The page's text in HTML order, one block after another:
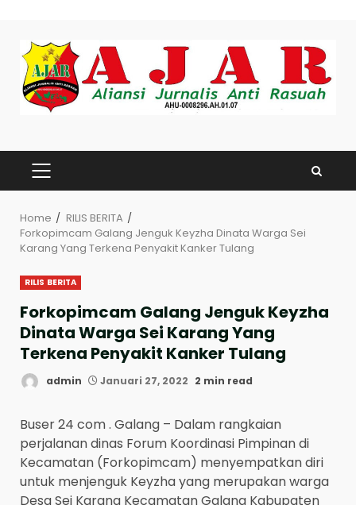
content
PRIMARY
MENU
Home
RILIS BERITA
Forkopimcam Galang Jenguk Keyzha Dinata Warga Sei
Karang Yang Terkena Penyakit Kanker Tulang
RILIS BERITA
Forkopimcam Galang Jenguk Keyzha
Dinata Warga Sei Karang Yang
Terkena Penyakit Kanker Tulang
admin Januari 27, 2022 2 min read
Buser 24 com . Galang – Dalam rangkaian
perjalanan dinas Forum Koordinasi Pimpinan di
Kecamatan (Forkopimcam) menyempatkan diri
untuk menjenguk Keyzha yang merupakan warga
Desa Sei Karang Kecamatan Galang Kabupaten